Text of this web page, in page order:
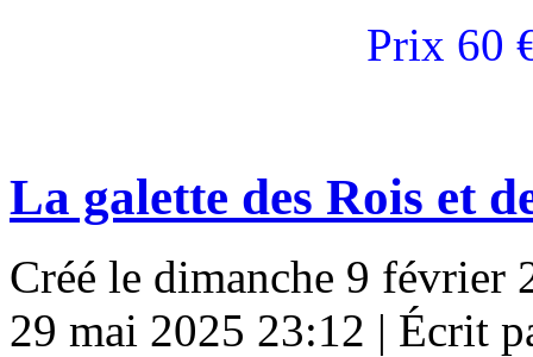
Prix 60
La galette des Rois et
Créé le dimanche 9 février
29 mai 2025 23:12 | Écrit